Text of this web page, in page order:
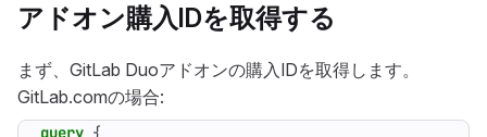
アドオン購入IDを取得する
まず、GitLab Duoアドオンの購入IDを取得します。
GitLab.comの場合:
query {